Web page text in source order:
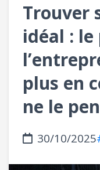
Trouver
idéal :
plus en
ne le
30/10/2025